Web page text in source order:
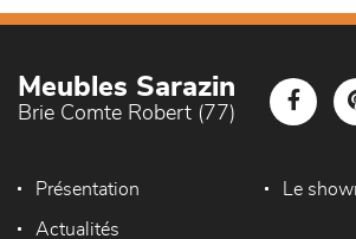
Meubles Sarazin
Brie Comte Robert (77)
Présentation Le
Actualités